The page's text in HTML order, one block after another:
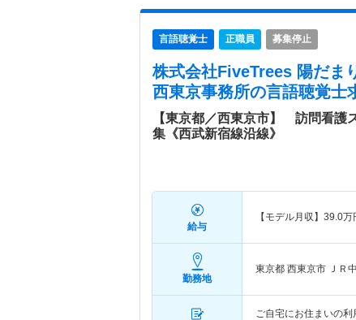
言語聴覚士 正職員 募集停止
株式会社FiveTrees 陽だま
西東京事務所の言語聴覚士
【東京都／西東京市】 訪問看護
集《西武新宿線沿線》
給与
【モデル月収】 39.0万
勤務地
東京都 西東京市 ＪＲ
ご自宅にお住まいの